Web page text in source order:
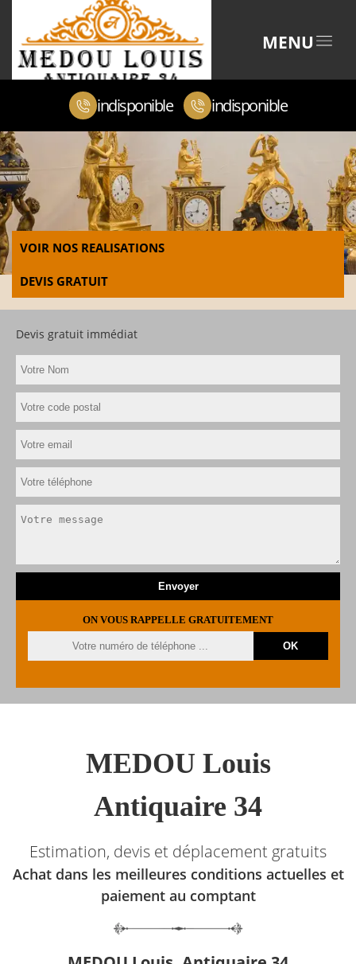
MENU
indisponible indisponible
VOIR NOS REALISATIONS
DEVIS GRATUIT
Devis gratuit immédiat
ON VOUS RAPPELLE GRATUITEMENT
MEDOU Louis
Antiquaire 34
Estimation, devis et déplacement gratuits
Achat dans les meilleures conditions actuelles et
paiement au comptant